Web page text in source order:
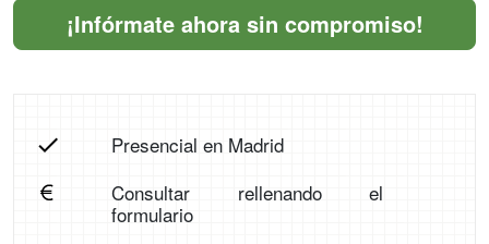
¡Infórmate ahora sin compromiso!
Presencial en Madrid
Consultar rellenando el
formulario